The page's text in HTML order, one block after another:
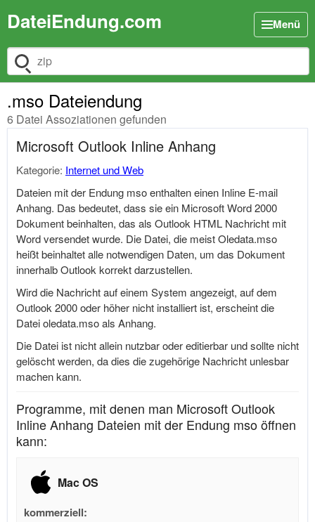
DateiEndung.com Menü
Dateiendung suchen
.mso Dateiendung
6 Datei Assoziationen gefunden
Microsoft Outlook Inline Anhang
Kategorie: Internet und Web
Dateien mit der Endung mso enthalten einen Inline E-mail
Anhang. Das bedeutet, dass sie ein Microsoft Word 2000
Dokument beinhalten, das als Outlook HTML Nachricht mit
Word versendet wurde. Die Datei, die meistOledata.mso
heißt beinhaltet alle notwendigen Daten, um das Dokument
innerhalb Outlook korrekt darzustellen.
Wird die Nachricht auf einem System angezeigt, auf dem
Outlook 2000 oder höher nicht installiert ist, erscheint die
Dateioledata.msoals Anhang.
Die Datei ist nicht allein nutzbar oder editierbar und sollte nicht
gelöscht werden, da dies die zugehörige Nachricht unlesbar
machen kann.
Programme, mit denen man Microsoft Outlook
Inline Anhang Dateien mit der Endung mso öffnen
kann:
Mac OS
kommerziell: